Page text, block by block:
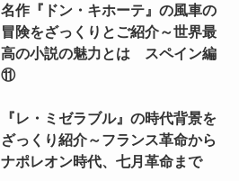
名作『ドン・キホーテ』の風車の
冒険をざっくりとご紹介～世界最
高の小説の魅力とは スペイン編
⑪
『レ・ミゼラブル』の時代背景を
ざっくり紹介～フランス革命から
ナポレオン時代、七月革命まで